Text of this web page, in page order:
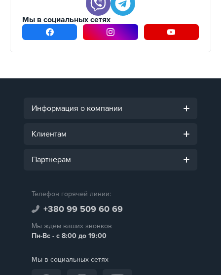
Мы в социальных сетях
Информация о компании
Клиентам
Партнерам
Телефон горячей линии:
+380 99 509 60 69
Мы ждем ваших звонков
Пн-Вс - с 8:00 до 19:00
Мы в социальных сетях